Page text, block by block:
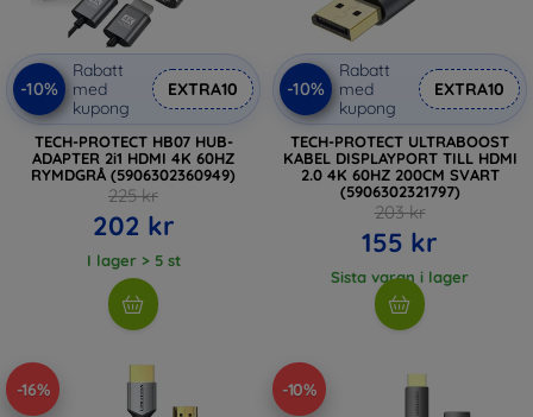
-10%
Rabatt
med
kupong
EXTRA10
TECH-PROTECT HB07 HUB-
ADAPTER 2i1 HDMI 4K 60HZ
RYMDGRÅ (5906302360949)
225 kr
202 kr
I lager > 5 st
-10%
Rabatt
med
kupong
EXTRA10
TECH-PROTECT ULTRABOOST
KABEL DISPLAYPORT TILL HDMI
2.0 4K 60HZ 200CM SVART
(5906302321797)
203 kr
155 kr
Sista varan i lager
-16% -10%